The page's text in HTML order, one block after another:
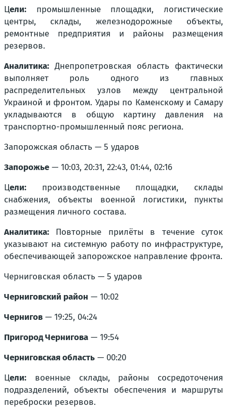
Цели: промышленные площадки, логистические
центры, склады, железнодорожные объекты,
ремонтные предприятия и районы размещения
резервов.
Аналитика: Днепропетровская область фактически
выполняет роль одного из главных
распределительных узлов между центральной
Украиной и фронтом. Удары по Каменскому и Самару
укладываются в общую картину давления на
транспортно-промышленный пояс региона.
Запорожская область — 5 ударов
Запорожье — 10:03, 20:31, 22:43, 01:44, 02:16
Цели: производственные площадки, склады
снабжения, объекты военной логистики, пункты
размещения личного состава.
Аналитика: Повторные прилёты в течение суток
указывают на системную работу по инфраструктуре,
обеспечивающей запорожское направление фронта.
Черниговская область — 5 ударов
Черниговский район — 10:02
Чернигов — 19:25, 04:24
Пригород Чернигова — 19:54
Черниговская область — 00:20
Цели: военные склады, районы сосредоточения
подразделений, объекты обеспечения и маршруты
переброски резервов.